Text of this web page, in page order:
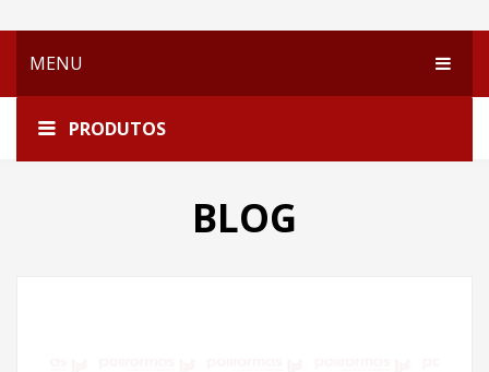
MENU
HOME
EMPRESA
PRODUTOS
Home 1241
BLOG